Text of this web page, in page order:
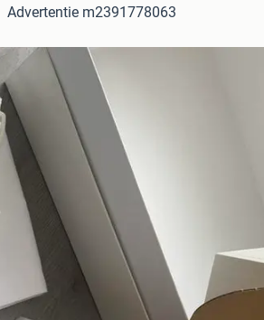
Advertentie m2391778063